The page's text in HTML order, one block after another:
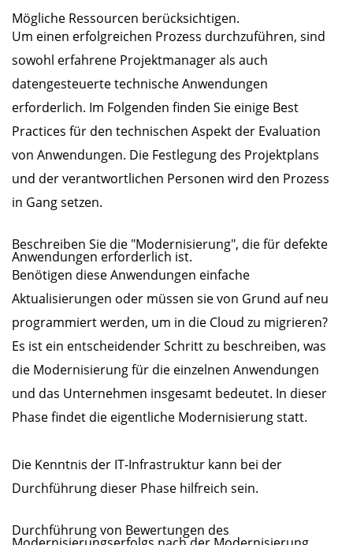
Mögliche Ressourcen berücksichtigen.
Um einen erfolgreichen Prozess durchzuführen, sind
sowohl erfahrene Projektmanager als auch
datengesteuerte technische Anwendungen
erforderlich. Im Folgenden finden Sie einige Best
Practices für den technischen Aspekt der Evaluation
von Anwendungen. Die Festlegung des Projektplans
und der verantwortlichen Personen wird den Prozess
in Gang setzen.
Beschreiben Sie die "Modernisierung", die für defekte
Anwendungen erforderlich ist.
Benötigen diese Anwendungen einfache
Aktualisierungen oder müssen sie von Grund auf neu
programmiert werden, um in die Cloud zu migrieren?
Es ist ein entscheidender Schritt zu beschreiben, was
die Modernisierung für die einzelnen Anwendungen
und das Unternehmen insgesamt bedeutet. In dieser
Phase findet die eigentliche Modernisierung statt.
Die Kenntnis der IT-Infrastruktur kann bei der
Durchführung dieser Phase hilfreich sein.
Durchführung von Bewertungen des